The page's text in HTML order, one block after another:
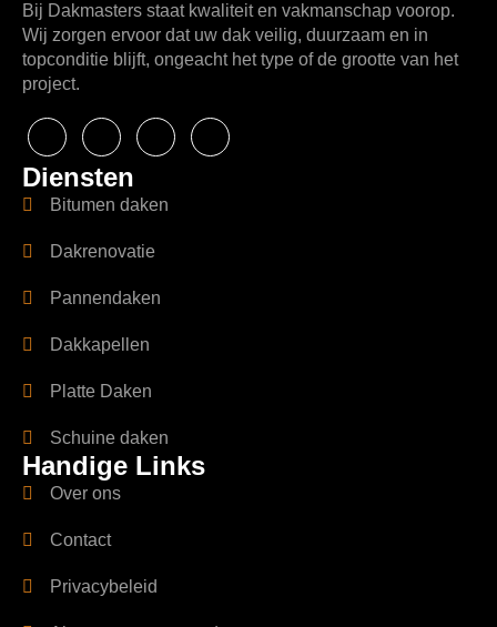
Bij Dakmasters staat kwaliteit en vakmanschap voorop.
Wij zorgen ervoor dat uw dak veilig, duurzaam en in
topconditie blijft, ongeacht het type of de grootte van het
project.
Diensten
Bitumen daken
Dakrenovatie
Pannendaken
Dakkapellen
Platte Daken
Schuine daken
Handige Links
Over ons
Contact
Privacybeleid